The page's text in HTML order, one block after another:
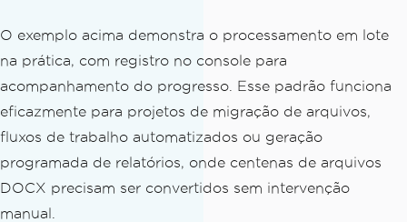
string
fileName
GetFile
string outputPath = $ "output-f
older/{fileName}.pdf";
// Convert to PDF
Console.WriteLine( $"Converted:
{fileName}"
O exemplo acima demonstra o processamento em lote
na prática, com registro no console para
acompanhamento do progresso. Esse padrão funciona
eficazmente para projetos de migração de arquivos,
fluxos de trabalho automatizados ou geração
programada de relatórios, onde centenas de arquivos
DOCX precisam ser convertidos sem intervenção
manual.